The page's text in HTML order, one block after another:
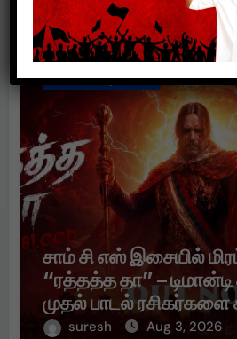
Cinema Updates
சாம் சி எஸ் இசையில்
“ரத்தத்த தா” –
முதல் பாடல் ரசிகர்களை
வருகிறது!
suresh Aug 3, 2026